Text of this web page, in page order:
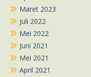
Maret 2023
Juli 2022
Mei 2022
Juni 2021
Mei 2021
April 2021